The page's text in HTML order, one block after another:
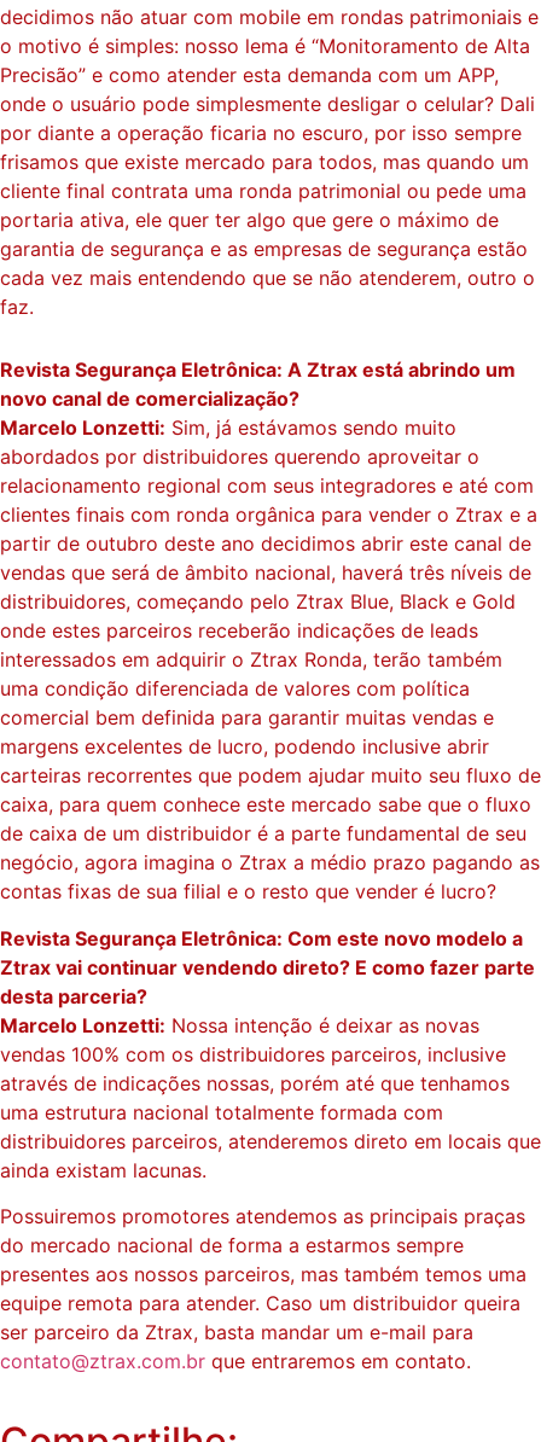
decidimos não atuar com mobile em rondas patrimoniais e
o motivo é simples: nosso lema é “Monitoramento de Alta
Precisão” e como atender esta demanda com um APP,
onde o usuário pode simplesmente desligar o celular? Dali
por diante a operação ficaria no escuro, por isso sempre
frisamos que existe mercado para todos, mas quando um
cliente final contrata uma ronda patrimonial ou pede uma
portaria ativa, ele quer ter algo que gere o máximo de
garantia de segurança e as empresas de segurança estão
cada vez mais entendendo que se não atenderem, outro o
faz.
Revista Segurança Eletrônica: A Ztrax está abrindo um
novo canal de comercialização?
Marcelo Lonzetti: Sim, já estávamos sendo muito
abordados por distribuidores querendo aproveitar o
relacionamento regional com seus integradores e até com
clientes finais com ronda orgânica para vender o Ztrax e a
partir de outubro deste ano decidimos abrir este canal de
vendas que será de âmbito nacional, haverá três níveis de
distribuidores, começando pelo Ztrax Blue, Black e Gold
onde estes parceiros receberão indicações de leads
interessados em adquirir o Ztrax Ronda, terão também
uma condição diferenciada de valores com política
comercial bem definida para garantir muitas vendas e
margens excelentes de lucro, podendo inclusive abrir
carteiras recorrentes que podem ajudar muito seu fluxo de
caixa, para quem conhece este mercado sabe que o fluxo
de caixa de um distribuidor é a parte fundamental de seu
negócio, agora imagina o Ztrax a médio prazo pagando as
contas fixas de sua filial e o resto que vender é lucro?
Revista Segurança Eletrônica: Com este novo modelo a
Ztrax vai continuar vendendo direto? E como fazer parte
desta parceria?
Marcelo Lonzetti: Nossa intenção é deixar as novas
vendas 100% com os distribuidores parceiros, inclusive
através de indicações nossas, porém até que tenhamos
uma estrutura nacional totalmente formada com
distribuidores parceiros, atenderemos direto em locais que
ainda existam lacunas.
Possuiremos promotores atendemos as principais praças
do mercado nacional de forma a estarmos sempre
presentes aos nossos parceiros, mas também temos uma
equipe remota para atender. Caso um distribuidor queira
ser parceiro da Ztrax, basta mandar um e-mail para
contato@ztrax.com.br que entraremos em contato.